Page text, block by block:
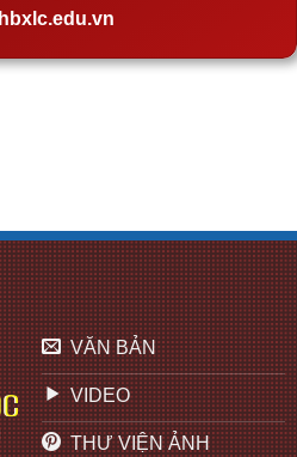
hbxlc.edu.vn
VĂN BẢN
VIDEO
THƯ VIỆN ẢNH